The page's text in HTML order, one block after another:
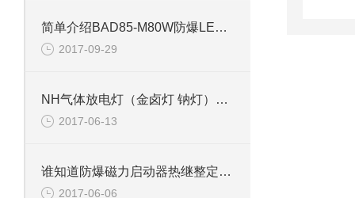
简单介绍BAD85-M80W防爆LED泛光灯
2017-09-29
NH气体放电灯（金卤灯 钠灯）防爆灯
2017-06-13
谁知道防爆磁力启动器热继整定值如何计算
2017-06-06